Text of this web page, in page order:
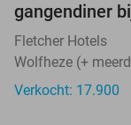
gangendiner
Fletcher Hotels
Wolfheze (+
Verkocht: 17.900